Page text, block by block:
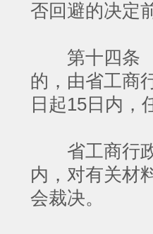
否回避的决定
第十四条 经
的，由省工商
日起15日内，
省工商行政
内，对有关材
会裁决。